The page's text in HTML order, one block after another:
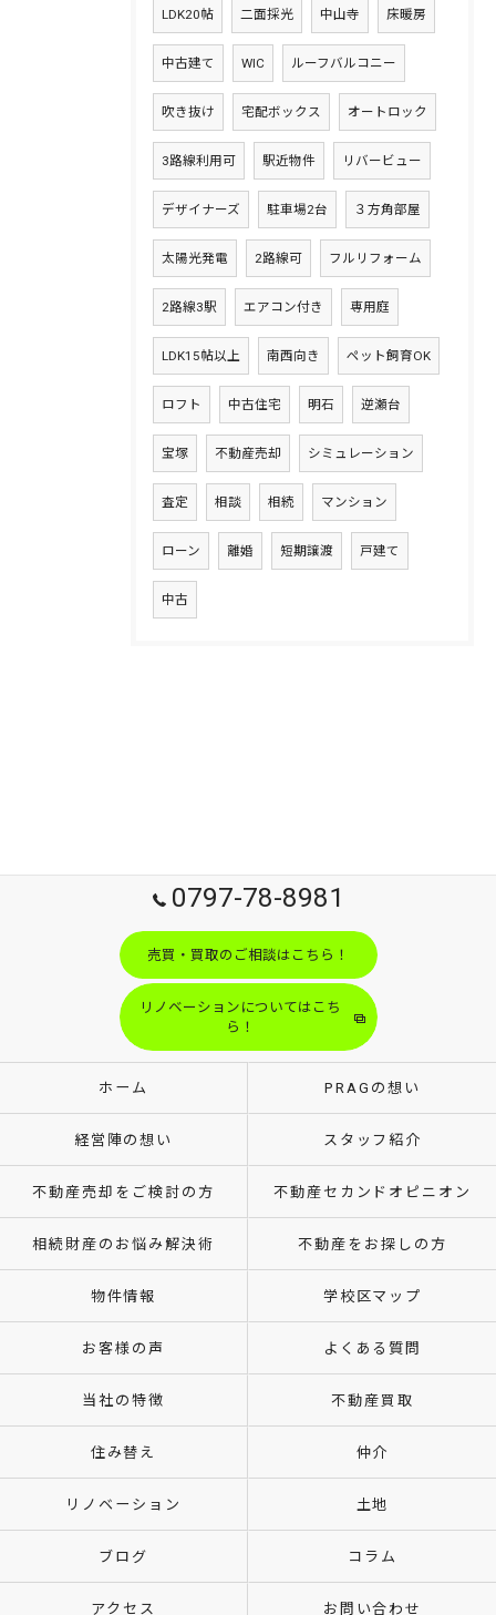
LDK20帖 二面採光 中山寺 床暖房
中古建て WIC ルーフバルコニー
吹き抜け 宅配ボックス オートロック
3路線利用可 駅近物件 リバービュー
デザイナーズ 駐車場2台 ３方角部屋
太陽光発電 2路線可 フルリフォーム
2路線3駅 エアコン付き 専用庭
LDK15帖以上 南西向き ペット飼育OK
ロフト 中古住宅 明石 逆瀬台
宝塚 不動産売却 シミュレーション
査定 相談 相続 マンション
ローン 離婚 短期譲渡 戸建て
中古
0797-78-8981
売買・買取のご相談はこちら！
リノベーションについてはこち
ら！
ホーム PRAGの想い
経営陣の想い スタッフ紹介
不動産売却をご検討の方 不動産セカンドオピニオン
相続財産のお悩み解決術 不動産をお探しの方
物件情報 学校区マップ
お客様の声 よくある質問
当社の特徴 不動産買取
住み替え 仲介
リノベーション 土地
ブログ コラム
アクセス お問い合わせ